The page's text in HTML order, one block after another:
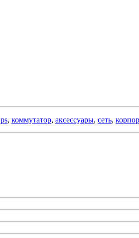
, коммутатор, аксессуары, сеть,